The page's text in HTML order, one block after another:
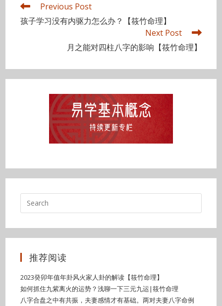
Read
more
articles
Previous Post
孩子学习没有内驱力怎么办？【筱竹命理】
Next Post
月之能对四柱八字的影响【筱竹命理】
推荐阅读
2023癸卯年值年卦风火家人卦的解读【筱竹命理】
如何抓住九紫离火的运势？浅聊一下三元九运|筱竹命理
八字合盘之中有共振，夫妻感情才有基础。两对夫妻八字命例